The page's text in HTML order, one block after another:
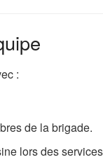
:
de la brigade.
lors des